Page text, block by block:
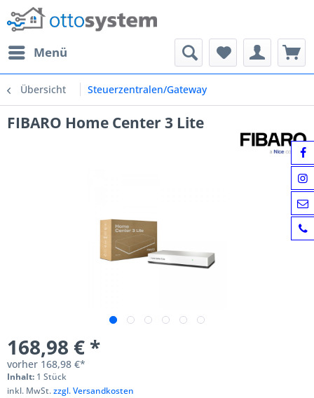
Menü
Übersicht Steuerzentralen/Gateway
FIBARO Home Center 3 Lite
168,98 € *
vorher 168,98 €*
Inhalt: 1 Stück
inkl. MwSt.zzgl. Versandkosten